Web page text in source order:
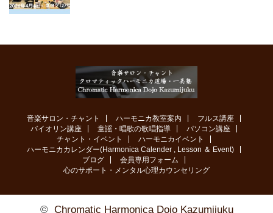
音楽サロン・チャント ハーモニカ教室案内
フルス講座
バイオリン講座
童謡・唱歌の歌唱指導
パソコン講座
チャント・イベント
ハーモニカイベント
ハーモニカカレンダー(Harmonica Calender , Lesson ＆ Event)
ブログ
会員専用フォーム
心のサポート・メンタル心理カウンセリング
© Chromatic Harmonica Dojo Kazumijuku